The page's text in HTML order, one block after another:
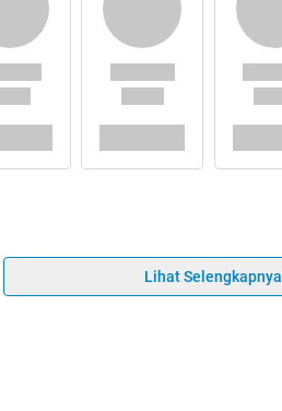
Lihat Selengkapnya